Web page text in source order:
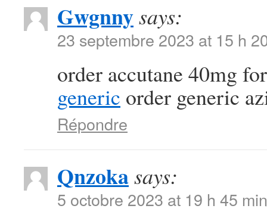
Gwgnnysays:
23 septembre 2023 at 15 h
order accutane 40mg
generic order generic
Répondre
Qnzokasays:
5 octobre 2023 at 19 h 45 min